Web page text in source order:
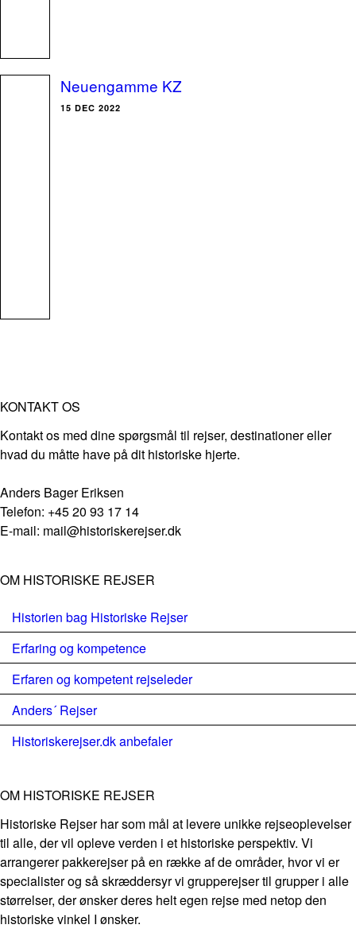
Neuengamme KZ
15 DEC 2022
KONTAKT OS
Kontakt os med dine spørgsmål til rejser, destinationer eller
hvad du måtte have på dit historiske hjerte.
Anders Bager Eriksen
Telefon: +45 20 93 17 14
E-mail: mail@historiskerejser.dk
OM HISTORISKE REJSER
Historien bag Historiske Rejser
Erfaring og kompetence
Erfaren og kompetent rejseleder
Anders´ Rejser
Historiskerejser.dk anbefaler
OM HISTORISKE REJSER
Historiske Rejser har som mål at levere unikke rejseoplevelser
til alle, der vil opleve verden i et historiske perspektiv. Vi
arrangerer pakkerejser på en række af de områder, hvor vi er
specialister og så skræddersyr vi grupperejser til grupper i alle
størrelser, der ønsker deres helt egen rejse med netop den
historiske vinkel I ønsker.